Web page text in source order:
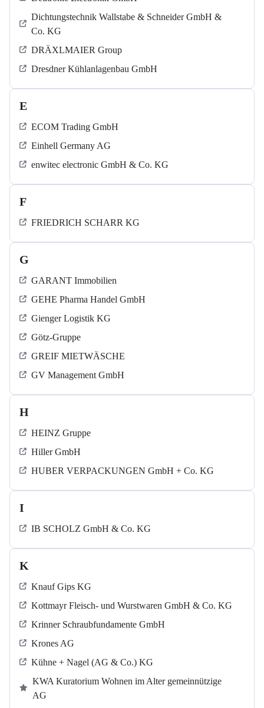
Dichtungstechnik Wallstabe & Schneider GmbH &
Co. KG
DRÄXLMAIER Group
Dresdner Kühlanlagenbau GmbH
E
ECOM Trading GmbH
Einhell Germany AG
enwitec electronic GmbH & Co. KG
F
FRIEDRICH SCHARR KG
G
GARANT Immobilien
GEHE Pharma Handel GmbH
Gienger Logistik KG
Götz-Gruppe
GREIF MIETWÄSCHE
GV Management GmbH
H
HEINZ Gruppe
Hiller GmbH
HUBER VERPACKUNGEN GmbH + Co. KG
I
IB SCHOLZ GmbH & Co. KG
K
Knauf Gips KG
Kottmayr Fleisch- und Wurstwaren GmbH & Co. KG
Krinner Schraubfundamente GmbH
Krones AG
Kühne + Nagel (AG & Co.) KG
KWA Kuratorium Wohnen im Alter gemeinnützige
AG